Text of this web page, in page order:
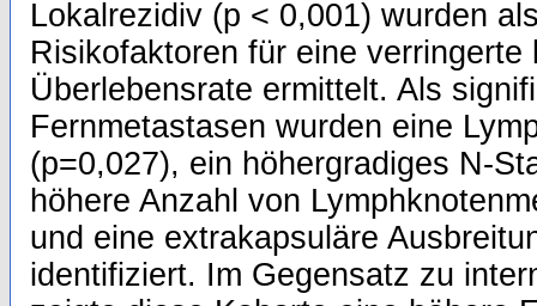
Lokalrezidiv (p < 0,001) wurden
Risikofaktoren für eine
Überlebensrate ermittelt. Als
Fernmetastasen wurden eine
(p=0,027), ein höhergradiges N-
höhere Anzahl von
und eine extrakapsuläre
identifiziert. Im Gegensatz zu